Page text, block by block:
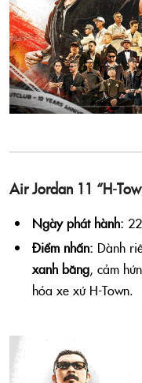
Air Jordan 11 “H-
Ngày phát hành:
Điểm nhấn: Dành
xanh băng, cảm
hóa xe xứ H-Town.